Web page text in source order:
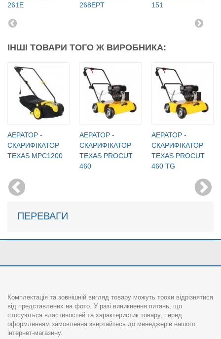
261E
268EPT
151
ІНШІ ТОВАРИ ТОГО Ж ВИРОБНИКА:
АЕРАТОР -
СКАРИФІКАТОР
TEXAS MPC1200
АЕРАТОР -
СКАРИФІКАТОР
TEXAS PROCUT
460
АЕРАТОР -
СКАРИФІКАТОР
TEXAS PROCUT
460 TG
ПЕРЕВАГИ
Комплектація та зовнішній вигляд товару можуть трохи відрізнятися
від представлених на фото. У разі виникнення питань, що
стосуються властивостей та характеристик товару, перед
оформленням замовлення звертайтесь до менеджерів нашого
інтернет-магазину.